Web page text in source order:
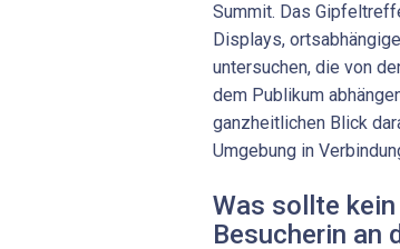
Summit. Das
Displays,
untersuchen, die von
dem Publikum
ganzheitlichen Blick
Umgebung in
Was sollte
Besucherin an